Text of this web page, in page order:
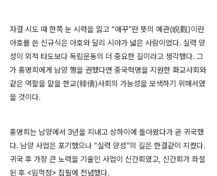
자결 시도 때 한쪽 눈 시력을 잃고 “애꾸”란 뜻의 예관(睨觀)이란
아호를 쓴 신규식은 아호와 달리 시야가 넓은 사람이었다. 실력 양
성이 외적 타도보다 독립운동의 더 중요한 길이라고 생각했다. 그
가 홍명희에게 남양 행을 권했다면 중국혁명을 지원한 화교사회와
같은 역할을 맡을 한교(韓僑)사회의 가능성을 모색하기 위해서였
을 것이다.
홍명희는 남양에서 3년을 지내고 상하이에 돌아왔다가 곧 귀국했
다. 남양 사업은 포기했으나 “실력 양성”의 길은 한결같이 지켰다.
귀국 후 가장 큰 노력을 기울인 사업이 신간회였고, 신간회가 좌절
된 후 <임꺽정> 집필에 전념했다.